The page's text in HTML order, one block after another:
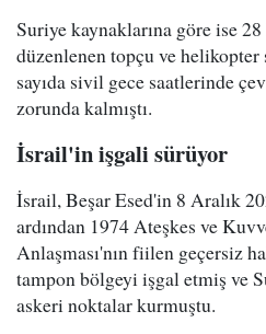
Suriye kaynaklarına göre ise
düzenlenen topçu ve helikopter
sayıda sivil gece saatlerinde
zorunda kalmıştı.
İsrail'in işgali sürüyor
İsrail, Beşar Esed'in 8 Aralık
ardından 1974 Ateşkes ve
Anlaşması'nın fiilen geçersiz
tampon bölgeyi işgal etmiş ve
askeri noktalar kurmuştu.